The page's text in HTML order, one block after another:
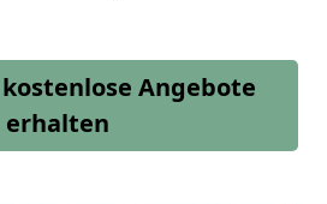
Angebote
erhalten